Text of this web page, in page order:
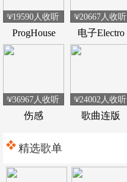
ProgHouse
19590人收听
电子Electro
20667人收听
伤感
36967人收听
歌曲连版
24002人收听
精选歌单